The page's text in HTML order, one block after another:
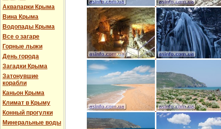
Аквапарки Крыма
Вина Крыма
Водопады Крыма
Все о загаре
Горные лыжи
День города
Загадки Крыма
Затонувшие
корабли
Каньон Крыма
Климат в Крыму
Конный прогулки
Минеральные воды